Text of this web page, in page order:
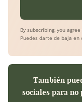
By subscribing, you
Puedes darte de baja
También
sociales para